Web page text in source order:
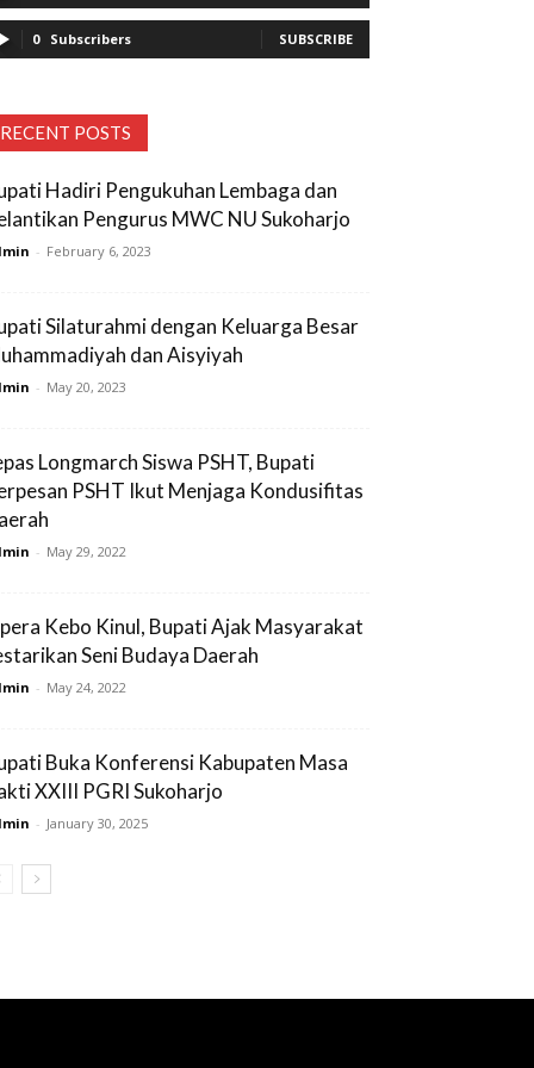
0 Subscribers SUBSCRIBE
RECENT POSTS
Hadiri Pengukuhan Lembaga dan
Pengurus MWC NU Sukoharjo
- February 6, 2023
Silaturahmi dengan Keluarga Besar
dan Aisyiyah
- May 20, 2023
Longmarch Siswa PSHT, Bupati
PSHT Ikut Menjaga Kondusifitas
- May 29, 2022
Kebo Kinul, Bupati Ajak Masyarakat
Seni Budaya Daerah
- May 24, 2022
Buka Konferensi Kabupaten Masa
XXIII PGRI Sukoharjo
- January 30, 2025